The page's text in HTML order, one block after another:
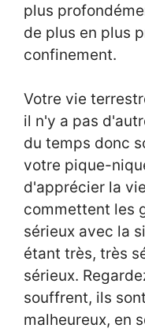
plus
de plus en plus
confinement.
Votre vie
il n'y a pas
du temps donc
votre pique-
d'apprécier la
commettent les
sérieux avec la
étant très, très
sérieux.
souffrent, ils
malheureux, en